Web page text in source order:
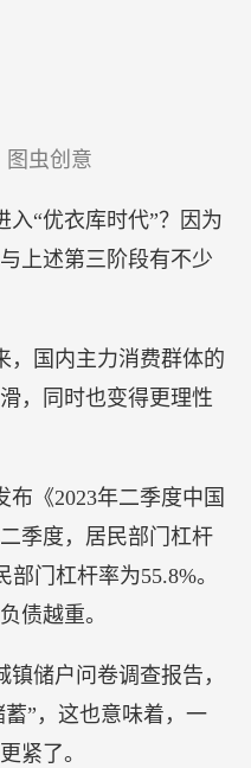
虫创意
入“优衣库时代”？因为
上述第三阶段有不少
，国内主力消费群体的
，同时也变得更理性
布《2023年二季度中国
季度，居民部门杠杆
门杠杆率为55.8%。
债越重。
储户问卷调查报告，
”，这也意味着，一
紧了。